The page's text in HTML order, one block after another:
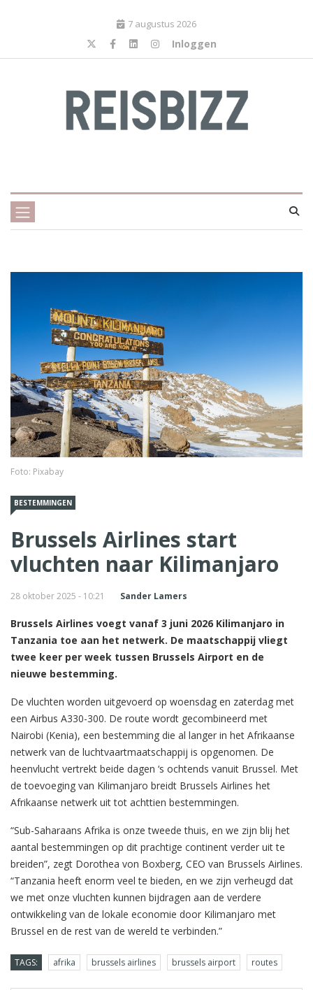
7 augustus 2026
Inloggen
Foto: Pixabay
BESTEMMINGEN
Brussels Airlines start
vluchten naar Kilimanjaro
28 oktober 2025 - 10:21 Sander Lamers
Brussels Airlines voegt vanaf 3 juni 2026 Kilimanjaro in
Tanzania toe aan het netwerk. De maatschappij vliegt
twee keer per week tussen Brussels Airport en de
nieuwe bestemming.
De vluchten worden uitgevoerd op woensdag en zaterdag met
een Airbus A330-300. De route wordt gecombineerd met
Nairobi (Kenia), een bestemming die al langer in het Afrikaanse
netwerk van de luchtvaartmaatschappij is opgenomen. De
heenvlucht vertrekt beide dagen ‘s ochtends vanuit Brussel. Met
de toevoeging van Kilimanjaro breidt Brussels Airlines het
Afrikaanse netwerk uit tot achttien bestemmingen.
“Sub-Saharaans Afrika is onze tweede thuis, en we zijn blij het
aantal bestemmingen op dit prachtige continent verder uit te
breiden”, zegt Dorothea von Boxberg, CEO van Brussels Airlines.
“Tanzania heeft enorm veel te bieden, en we zijn verheugd dat
we met onze vluchten kunnen bijdragen aan de verdere
ontwikkeling van de lokale economie door Kilimanjaro met
Brussel en de rest van de wereld te verbinden.”
TAGS: afrika brussels airlines brussels airport routes